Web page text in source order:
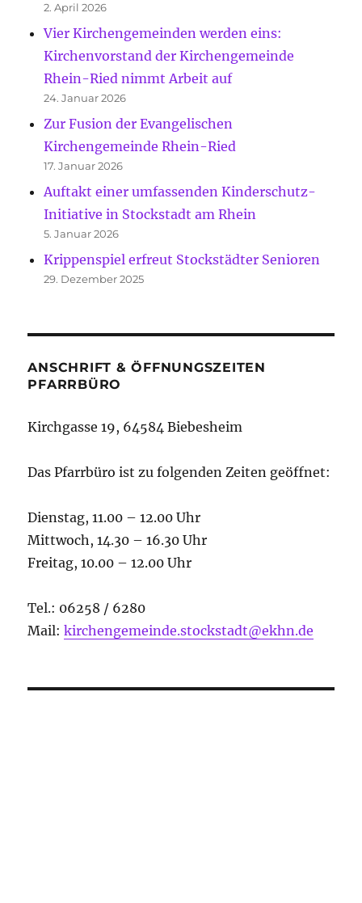
2. April 2026
Vier Kirchengemeinden werden eins:
Kirchenvorstand der Kirchengemeinde
Rhein-Ried nimmt Arbeit auf
24. Januar 2026
Zur Fusion der Evangelischen
Kirchengemeinde Rhein-Ried
17. Januar 2026
Auftakt einer umfassenden Kinderschutz-
Initiative in Stockstadt am Rhein
5. Januar 2026
Krippenspiel erfreut Stockstädter Senioren
29. Dezember 2025
ANSCHRIFT & ÖFFNUNGSZEITEN
PFARRBÜRO
Kirchgasse 19, 64584 Biebesheim
Das Pfarrbüro ist zu folgenden Zeiten geöffnet:
Dienstag, 11.00 – 12.00 Uhr
Mittwoch, 14.30 – 16.30 Uhr
Freitag, 10.00 – 12.00 Uhr
Tel.: 06258 / 6280
Mail:kirchengemeinde.stockstadt@ekhn.de